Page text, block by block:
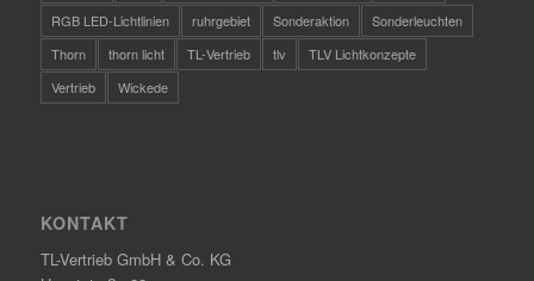
RGB LED-Lichtlinien
ruhrgebiet Sonderaktion
Sonderleuchten
Thorn
thorn licht TL-Vertrieb tlv
TLV Lichtkonzepte
Vertrieb
Wickede
KONTAKT
TL-Vertrieb GmbH & Co. KG